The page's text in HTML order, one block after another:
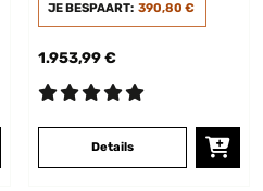
JE BESPAART: 390,80 €
1.953,99 €
Details